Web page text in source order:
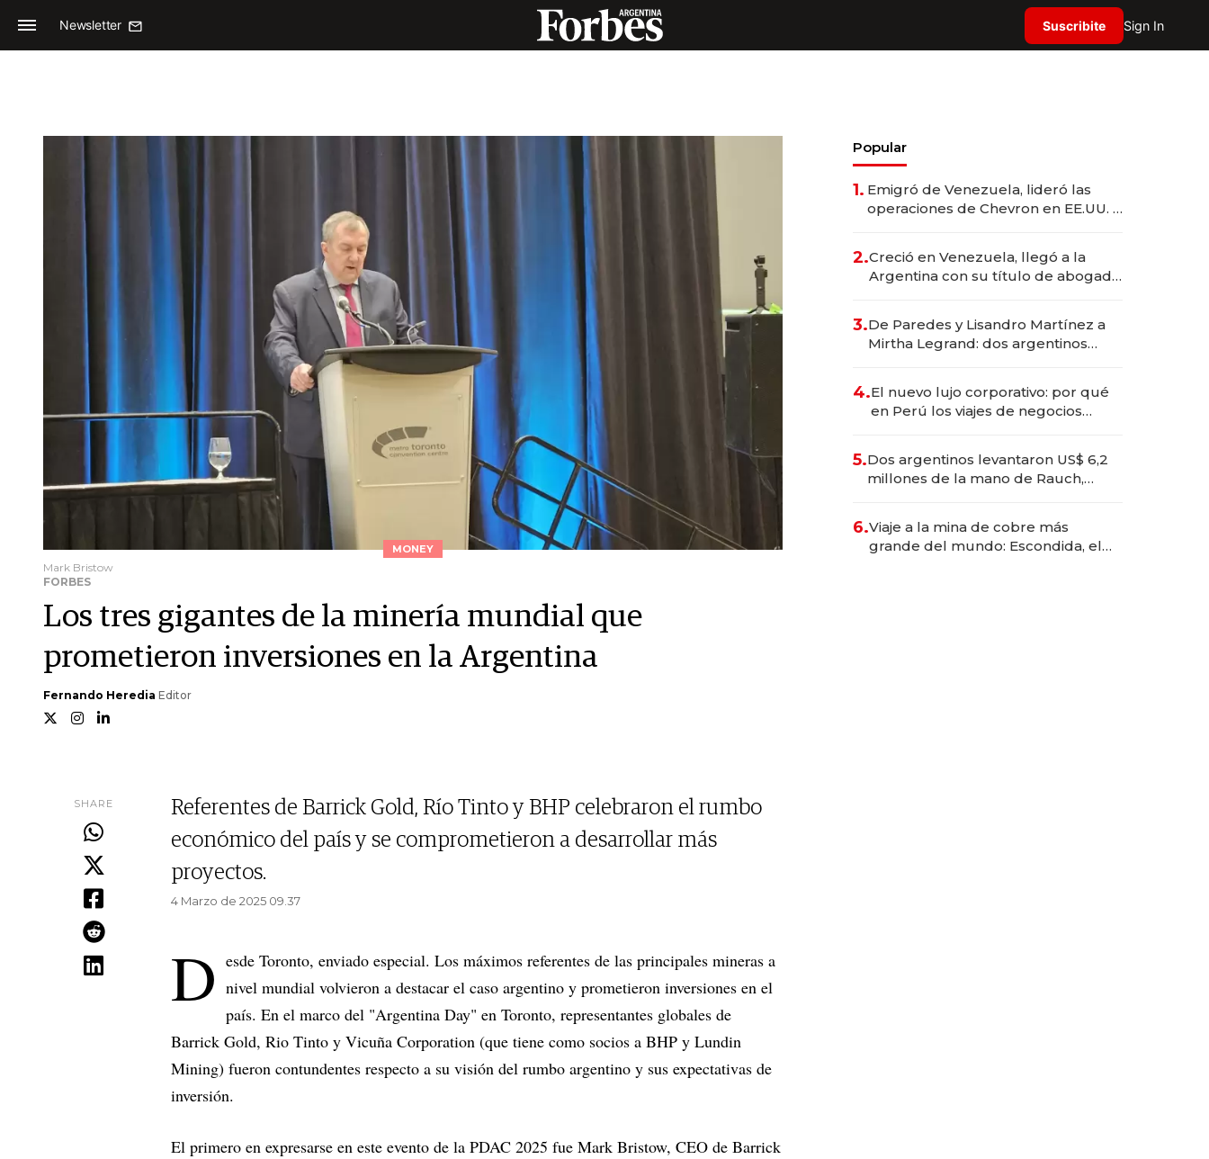
Newsletter Suscribite Sign In
MONEY
Mark Bristow
FORBES
Los tres gigantes de la minería mundial que
prometieron inversiones en la Argentina
Fernando Heredia Editor
SHARE
Referentes de Barrick Gold, Río Tinto y BHP celebraron el rumbo
económico del país y se comprometieron a desarrollar más
proyectos.
4 Marzo de 2025 09.37
D esde Toronto, enviado especial. Los máximos referentes de las principales mineras a
nivel mundial volvieron a destacar el caso argentino y prometieron inversiones en el
país. En el marco del "Argentina Day" en Toronto, representantes globales de
Barrick Gold, Rio Tinto y Vicuña Corporation (que tiene como socios a BHP y Lundin
Mining) fueron contundentes respecto a su visión del rumbo argentino y sus expectativas de
inversión.
El primero en expresarse en este evento de la PDAC 2025 fue Mark Bristow, CEO de Barrick
Popular
1. Emigró de Venezuela, lideró las
operaciones de Chevron en EE.UU. y
2.Creció en Venezuela, llegó a la
Argentina con su título de abogado
marcas "fast premium"
3.De Paredes y Lisandro Martínez a
Mirtha Legrand: dos argentinos
4.El nuevo lujo corporativo: por qué
en Perú los viajes de negocios
transformadoras
5.Dos argentinos levantaron US$ 6,2
millones de la mano de Rauch,
6.Viaje a la mina de cobre más
grande del mundo: Escondida, el